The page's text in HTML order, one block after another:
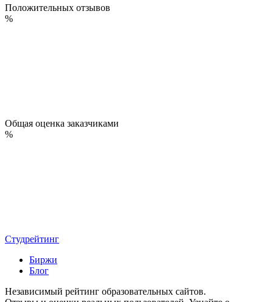
Положительных отзывов
%
Общая оценка заказчиками
%
Студрейтинг
Биржи
Блог
Независимый рейтинг образовательных сайтов.